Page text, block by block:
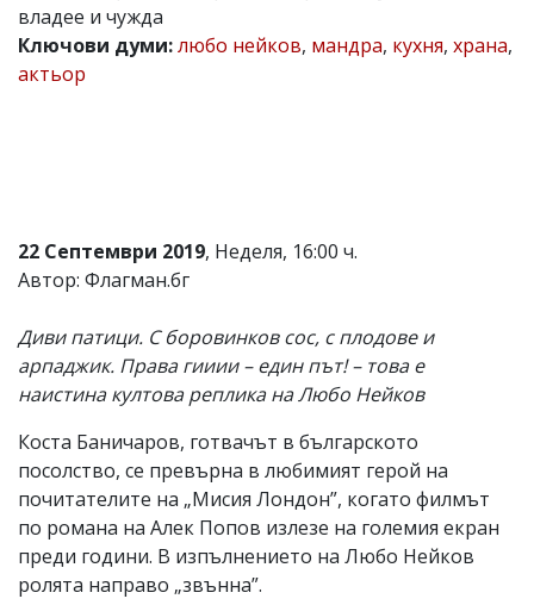
Коментарите
под
статиите
носи
отговорност
за
Ако
откриете
обиден
за
коментар,
моля
сигнализирайте
ни!
владее и чужда
Ключови думи:любо нейков, мандра, кухня, храна,
актьор
22 Септември 2019, Неделя, 16:00 ч.
Автор: Флагман.бг
Диви патици. С боровинков сос, с плодове и
арпаджик. Права гииии – един път! – това е
наистина култова реплика на Любо Нейков
Коста Баничаров, готвачът в българското
посолство, се превърна в любимият герой на
почитателите на „Мисия Лондон”, когато филмът
по романа на Алек Попов излезе на големия екран
преди години. В изпълнението на Любо Нейков
ролята направо „звънна”.